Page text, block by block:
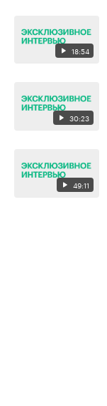
18:54
30:23
49:11